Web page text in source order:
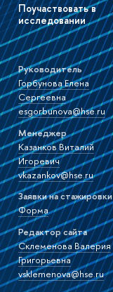
Поучаствовать в
исследовании
Руководитель
Горбунова Елена
Сергеевна
esgorbunova@hse.ru
Менеджер
Казанков Виталий
Игоревич
vkazankov@hse.ru
Заявки на стажировки
Форма
Редактор сайта
Склеменова Валерия
Григорьевна
vsklemenova@hse.ru